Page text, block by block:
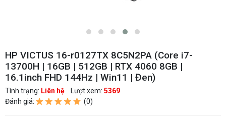
HP VICTUS 16-r0127TX 8C5N2PA (Core i7-
13700H | 16GB | 512GB | RTX 4060 8GB |
16.1inch FHD 144Hz | Win11 | Đen)
Tình trạng: Liên hệ Lượt xem: 5369
Đánh giá:
(0)